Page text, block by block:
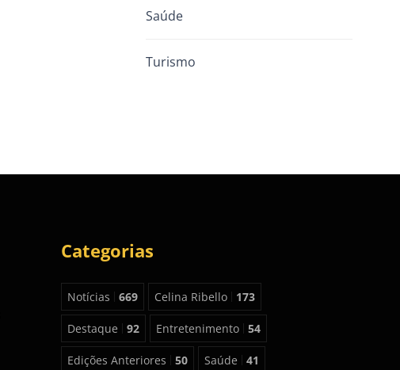
Saúde
Turismo
Categorias
Notícias 669 Celina Ribello 173
Destaque 92 Entretenimento 54
Edições Anteriores 50 Saúde 41